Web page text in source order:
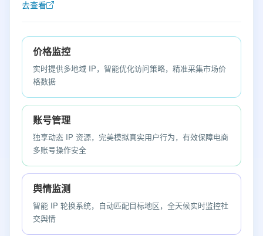
去查看
价格监控
实时提供多地域 IP，智能优化访问策略，精准采集市场价
格数据
账号管理
独享动态 IP 资源，完美模拟真实用户行为，有效保障电商
多账号操作安全
舆情监测
智能 IP 轮换系统，自动匹配目标地区，全天候实时监控社
交舆情